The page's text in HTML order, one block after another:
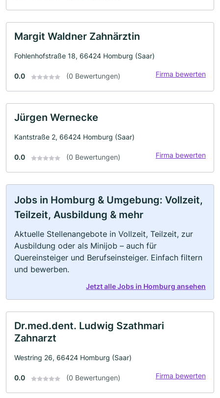
Margit Waldner Zahnärztin
Fohlenhofstraße 18, 66424 Homburg (Saar)
0.0 (0 Bewertungen) Firma bewerten
Jürgen Wernecke
Kantstraße 2, 66424 Homburg (Saar)
0.0 (0 Bewertungen) Firma bewerten
Jobs in Homburg & Umgebung: Vollzeit,
Teilzeit, Ausbildung & mehr
Aktuelle Stellenangebote in Vollzeit, Teilzeit, zur
Ausbildung oder als Minijob – auch für
Quereinsteiger und Berufseinsteiger. Einfach filtern
und bewerben.
Jetzt alle Jobs in Homburg ansehen
Dr.med.dent. Ludwig Szathmari
Zahnarzt
Westring 26, 66424 Homburg (Saar)
0.0 (0 Bewertungen) Firma bewerten